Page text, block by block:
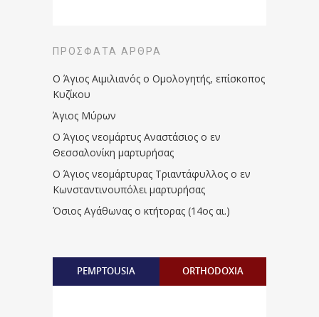
ΠΡΌΣΦΑΤΑ ΆΡΘΡΑ
Ο Άγιος Αιμιλιανός ο Ομολογητής, επίσκοπος
Κυζίκου
Άγιος Μύρων
Ο Άγιος νεομάρτυς Αναστάσιος ο εν
Θεσσαλονίκη μαρτυρήσας
Ο Άγιος νεομάρτυρας Τριαντάφυλλος ο εν
Κωνσταντινουπόλει μαρτυρήσας
Όσιος Αγάθωνας ο κτήτορας (14ος αι.)
PEMPTOUSIA ORTHODOXIA